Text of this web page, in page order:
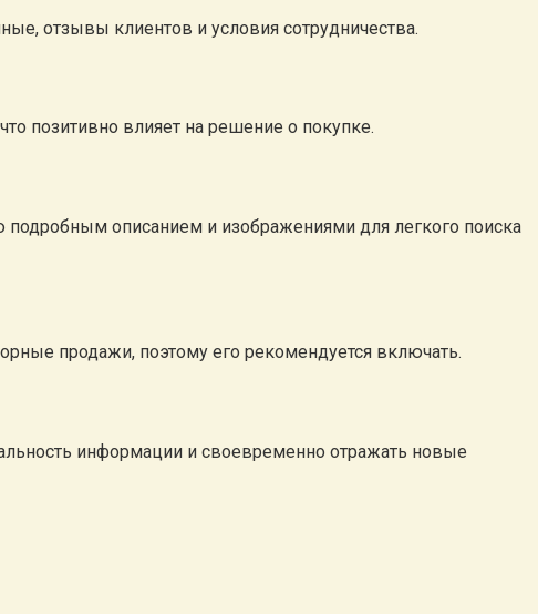
отзывы клиентов и условия сотрудничества.
позитивно влияет на решение о покупке.
подробным описанием и изображениями для легкого поиска
продажи, поэтому его рекомендуется включать.
информации и своевременно отражать новые